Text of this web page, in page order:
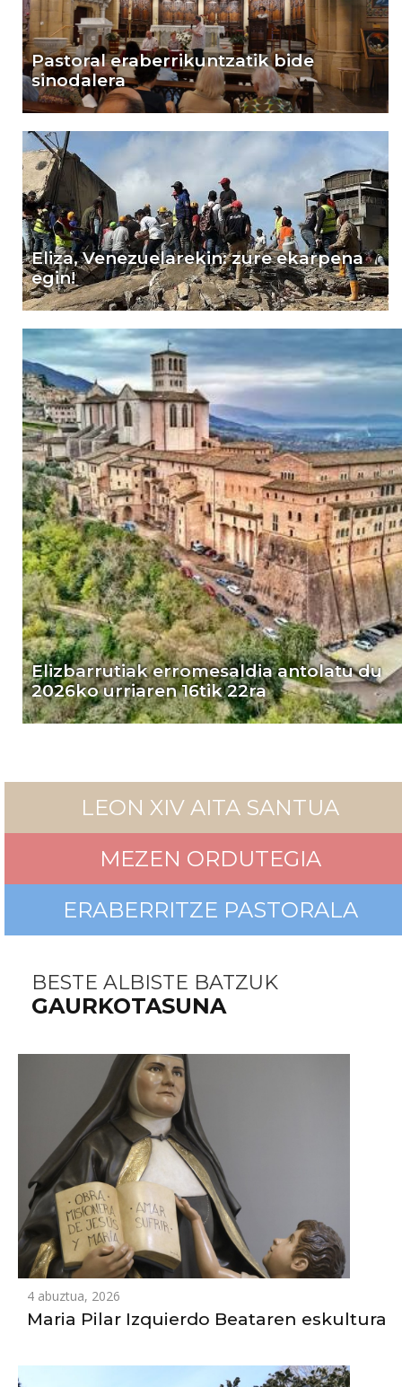
Pastoral eraberrikuntzatik bide
sinodalera
Eliza, Venezuelarekin: zure ekarpena
egin!
Elizbarrutiak erromesaldia antolatu du
2026ko urriaren 16tik 22ra
LEON XIV AITA SANTUA
MEZEN ORDUTEGIA
ERABERRITZE PASTORALA
BESTE ALBISTE BATZUK
GAURKOTASUNA
4 abuztua, 2026
Maria Pilar Izquierdo Beataren eskultura